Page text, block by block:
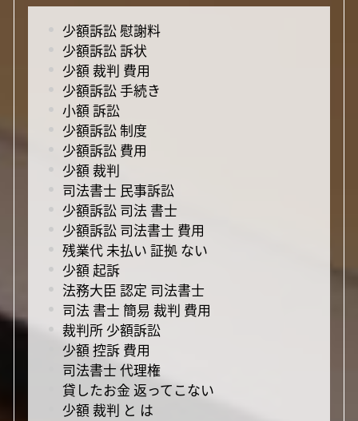
少額訴訟 慰謝料
少額訴訟 訴状
少額 裁判 費用
少額訴訟 手続き
小額 訴訟
少額訴訟 制度
少額訴訟 費用
少額 裁判
司法書士 民事訴訟
少額訴訟 司法 書士
少額訴訟 司法書士 費用
残業代 未払い 証拠 ない
少額 起訴
法務大臣 認定 司法書士
司法 書士 簡易 裁判 費用
裁判所 少額訴訟
少額 控訴 費用
司法書士 代理権
貸したお金 返ってこない
少額 裁判 と は